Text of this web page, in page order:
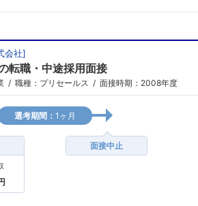
会社]
転職・中途採用面接
職種：プリセールス 面接時期：2008年度
選考期間： 1ヶ月
面接中止